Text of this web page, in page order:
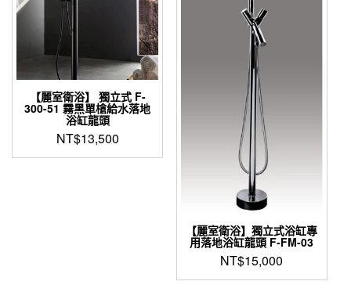
【麗室衛浴】 獨立式 F-
300-51 霧黑單槍給水落地
浴缸龍頭
NT$13,500
此
【麗室衛浴】獨立式浴缸專
用落地浴缸龍頭 F-FM-03
NT$15,000